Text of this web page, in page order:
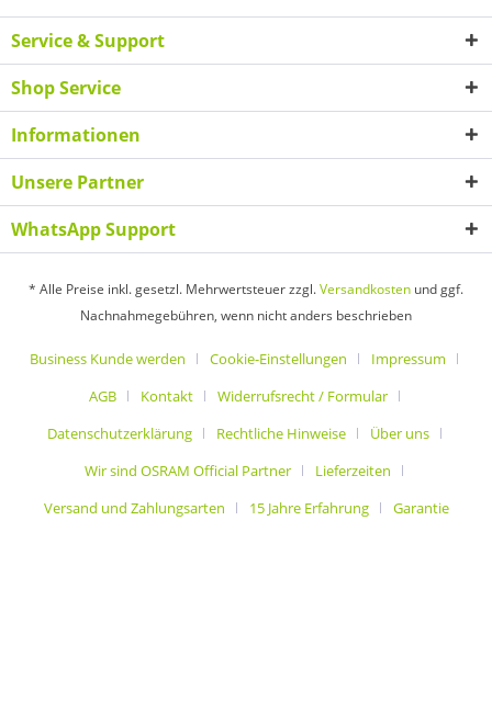
Service & Support
Shop Service
Informationen
Unsere Partner
WhatsApp Support
* Alle Preise inkl. gesetzl. Mehrwertsteuer zzgl.Versandkosten und ggf.
Nachnahmegebühren, wenn nicht anders beschrieben
Business Kunde werden Cookie-Einstellungen
Impressum
AGB
Kontakt
Widerrufsrecht / Formular
Datenschutzerklärung
Rechtliche Hinweise
Über uns
Wir sind OSRAM Official Partner
Lieferzeiten
Versand und Zahlungsarten
15 Jahre Erfahrung Garantie